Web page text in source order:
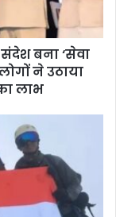
बना ‘सेवा
ने उठाया
लाभ